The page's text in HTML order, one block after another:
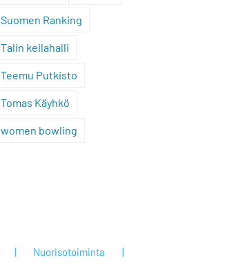
Suomen Ranking
Talin keilahalli
Teemu Putkisto
Tomas Käyhkö
women bowling
Nuorisotoiminta